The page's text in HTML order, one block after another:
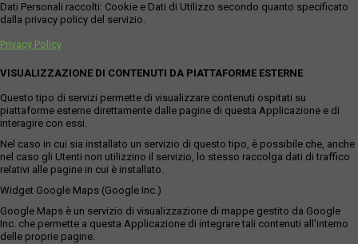
Dati Personali raccolti: Cookie e Dati di Utilizzo secondo quanto specificato
dalla privacy policy del servizio.
Privacy Policy
VISUALIZZAZIONE DI CONTENUTI DA PIATTAFORME ESTERNE
Questo tipo di servizi permette di visualizzare contenuti ospitati su
piattaforme esterne direttamente dalle pagine di questa Applicazione e di
interagire con essi.
Nel caso in cui sia installato un servizio di questo tipo, è possibile che, anche
nel caso gli Utenti non utilizzino il servizio, lo stesso raccolga dati di traffico
relativi alle pagine in cui è installato.
Widget Google Maps (Google Inc.)
Google Maps è un servizio di visualizzazione di mappe gestito da Google
Inc. che permette a questa Applicazione di integrare tali contenuti all'interno
delle proprie pagine.